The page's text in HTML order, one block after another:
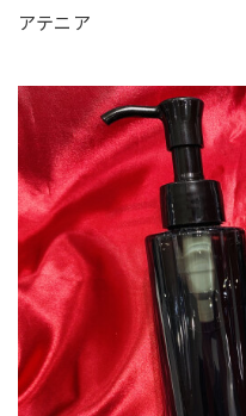
アテニア